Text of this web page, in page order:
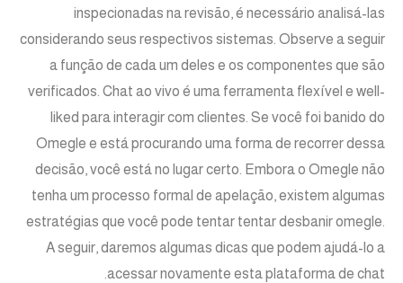
inspecionadas na revisão, é necessário analisá-las
considerando seus respectivos sistemas. Observe a seguir
a função de cada um deles e os componentes que são
verificados. Chat ao vivo é uma ferramenta flexível e well-
liked para interagir com clientes. Se você foi banido do
Omegle e está procurando uma forma de recorrer dessa
decisão, você está no lugar certo. Embora o Omegle ⁣não
tenha um processo formal de apelação, existem algumas
estratégias que você pode tentar⁤ tentar desbanir omegle.
A seguir, daremos algumas dicas que podem ajudá-lo a
acessar novamente esta plataforma de chat.